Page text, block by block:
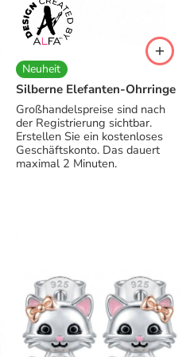
Neuheit
Silberne Elefanten-Ohrringe
Großhandelspreise sind nach
der Registrierung sichtbar.
Erstellen Sie ein kostenloses
Geschäftskonto. Das dauert
maximal 2 Minuten.